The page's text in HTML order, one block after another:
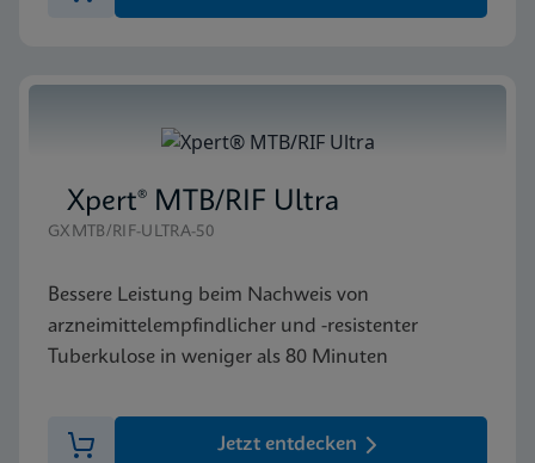
Xpert® MTB/RIF Ultra
GXMTB/RIF-ULTRA-50
Bessere Leistung beim Nachweis von
arzneimittelempfindlicher und -resistenter
Tuberkulose in weniger als 80 Minuten
Jetzt entdecken